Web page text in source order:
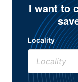
I want to
Locality